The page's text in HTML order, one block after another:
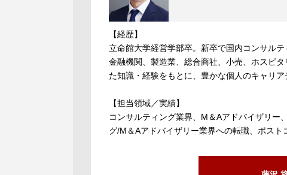
【経歴】
立命館大学経営学部卒。新卒で国内コンサル
金融機関、製造業、総合商社、小売、ホスピ
た知識・経験をもとに、豊かな個人のキャリ
【担当領域／実績】
コンサルティング業界、M＆Aアドバイザリー
グ/M＆Aアドバイザリー業界への転職、ポスト